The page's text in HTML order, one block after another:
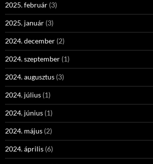
2025. február (3)
2025. január (3)
2024. december (2)
2024. szeptember (1)
2024. augusztus (3)
2024. július (1)
2024. június (1)
2024. május (2)
2024. április (6)